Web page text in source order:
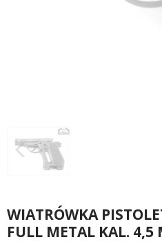
WIATRÓWKA
FULL METAL KAL. 4,5